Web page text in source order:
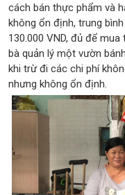
cách bán thực phẩm và
không ổn định, trung
130.000 VND, đủ để
bà quản lý một vườn
khi trừ đi các chi phí
nhưng không ổn định.